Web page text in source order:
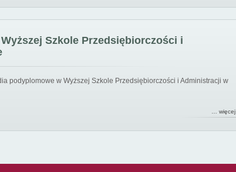
Szkole Przedsiębiorczości i
podyplomowe w Wyższej Szkole Przedsiębiorczości i Administracji w
… więcej